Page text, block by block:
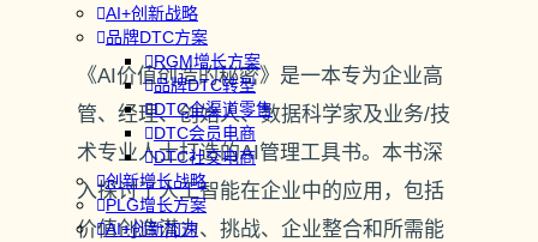
AI+创新战略
品牌DTC方案
RGM增长方案
品牌DTC转型
DTC全渠道零售
DTC会员电商
DTC社交电商
创新增长战略
PLG增长方案
AI+创新加速
《AI价值创造的秘密》是一本专为企业高
管、经理、创始人、数据科学家及业务/技
术专业人士打造的AI管理工具书。本书深
入探讨了人工智能在企业中的应用，包括
价值创造潜力、挑战、企业整合和所需能